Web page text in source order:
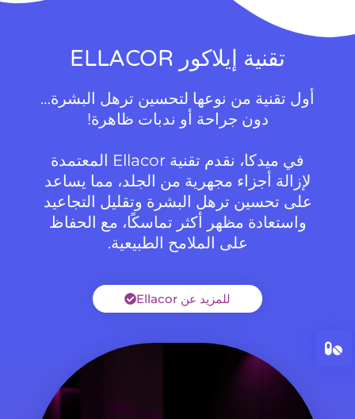
تقنية إيلاكور ELLACOR
أول تقنية من نوعها لتحسين ترهل البشرة…
دون جراحة أو ندبات ظاهرة!
في ميدكا، نقدم تقنية Ellacor المعتمدة
لإزالة أجزاء مجهرية من الجلد، مما يساعد
على تحسين ترهل البشرة وتقليل التجاعيد
واستعادة مظهر أكثر تماسكًا، مع الحفاظ
على الملامح الطبيعية.
للمزيد عن Ellacor